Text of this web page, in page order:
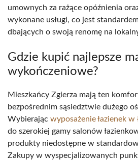
umownych za rażące opóźnienia
wykonane usługi, co jest
dbających o swoją renomę na
Gdzie kupić najlepsze
wykończeniowe?
Mieszkańcy Zgierza mają ten
bezpośrednim sąsiedztwie dużego
Wybierając wyposażenie łazienek w
do szerokiej gamy salonów
produkty niedostępne w
Zakupy w wyspecjalizowanych